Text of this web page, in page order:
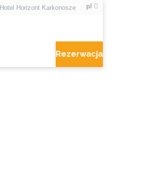
Rezerwacja
Hotel Horizont Karkonosze pl